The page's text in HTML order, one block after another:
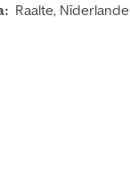
Raalte, Nīderlande